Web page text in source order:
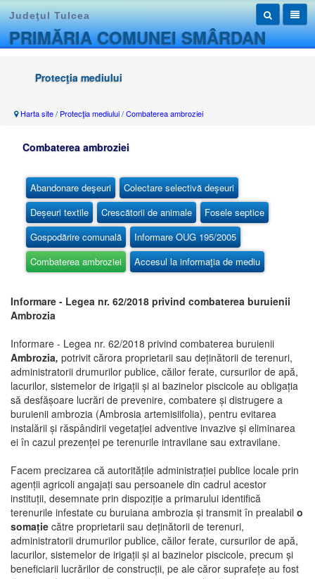
Judeţul Tulcea
PRIMĂRIA COMUNEI SMÂRDAN
Protecţia mediului
Harta site/ Protecţia mediului/Combaterea ambroziei
Combaterea ambroziei
Abandonare deşeuri
Colectare selectivă deşeuri
Deșeuri textile
Crescătorii de animale
Fosele septice
Gospodărire comunală
Informare OUG 195/2005
Combaterea ambroziei
Accesul la informaţia de mediu
Informare - Legea nr. 62/2018 privind combaterea buruienii
Ambrozia
Informare - Legea nr. 62/2018 privind combaterea buruienii
Ambrozia, potrivit cărora proprietarii sau deținătorii de terenuri,
administratorii drumurilor publice, căilor ferate, cursurilor de apă,
lacurilor, sistemelor de irigații și ai bazinelor piscicole au obligația
să desfășoare lucrări de prevenire, combatere și distrugere a
buruienii ambrozia (Ambrosia artemisiifolia), pentru evitarea
instalării și răspândirii vegetației adventive invazive și eliminarea
ei în cazul prezenței pe terenurile intravilane sau extravilane.
Facem precizarea că autoritățile administrației publice locale prin
agenții agricoli angajați sau persoanele din cadrul acestor
instituții, desemnate prin dispoziție a primarului identifică
terenurile infestate cu buruiana ambrozia și transmit în prealabil o
somație către proprietarii sau deținătorii de terenuri,
administratorii drumurilor publice, căilor ferate, cursurilor de apă,
lacurilor, sistemelor de irigații și ai bazinelor piscicole, precum și
beneficiarii lucrărilor de construcții, pe ale căror suprafețe au fost